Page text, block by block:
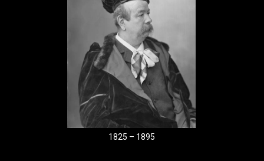
1825 – 1895